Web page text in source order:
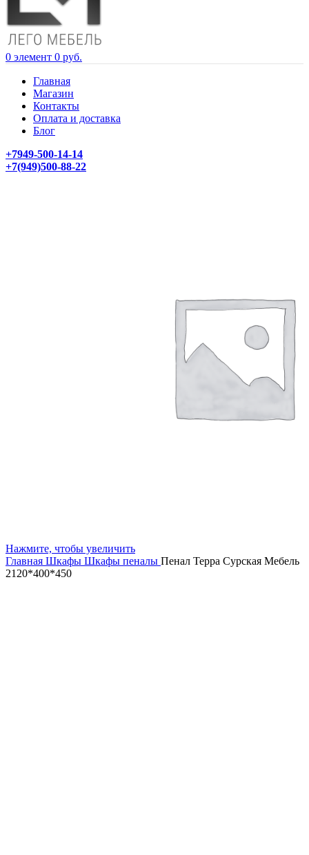
0 элемент 0 руб.
Главная
Магазин
Контакты
Оплата и доставка
Блог
+7949-500-14-14
+7(949)500-88-22
Нажмите, чтобы увеличить
Главная Шкафы Шкафы пеналы Пенал Терра Сурская Мебель
2120*400*450